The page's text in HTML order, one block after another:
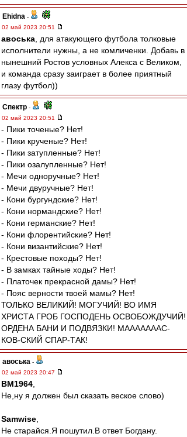
Ehidna -
02 май 2023 20:51
авоська , для атакующего футбола толковые
исполнители нужны, а не комличенки. Добавь в
нынешний Ростов условных Алекса с Великом,
и команда сразу заиграет в более приятный
глазу футбол))
Спектр -
02 май 2023 20:51
- Пики точеные? Нет!
- Пики крученые? Нет!
- Пики затупленные? Нет!
- Пики озалупленные? Нет!
- Мечи одноручные? Нет!
- Мечи двуручные? Нет!
- Кони бургундские? Нет!
- Кони нормандские? Нет!
- Кони германские? Нет!
- Кони флорентийские? Нет!
- Кони византийские? Нет!
- Крестовые походы? Нет!
- В замках тайные ходы? Нет!
- Платочек прекрасной дамы? Нет!
- Пояс верности твоей мамы? Нет!
ТОЛЬКО ВЕЛИКИЙ! МОГУЧИЙ! ВО ИМЯ
ХРИСТА ГРОБ ГОСПОДЕНЬ ОСВОБОЖДУЧИЙ!
ОРДЕНА БАНИ И ПОДВЯЗКИ! МАААААААС-
КОВ-СКИЙ СПАР-ТАК!
авоська -
02 май 2023 20:47
BM1964
Не,ну я должен был сказать веское слово)
Samwise
Не старайся.Я пошутил.В ответ Богдану.